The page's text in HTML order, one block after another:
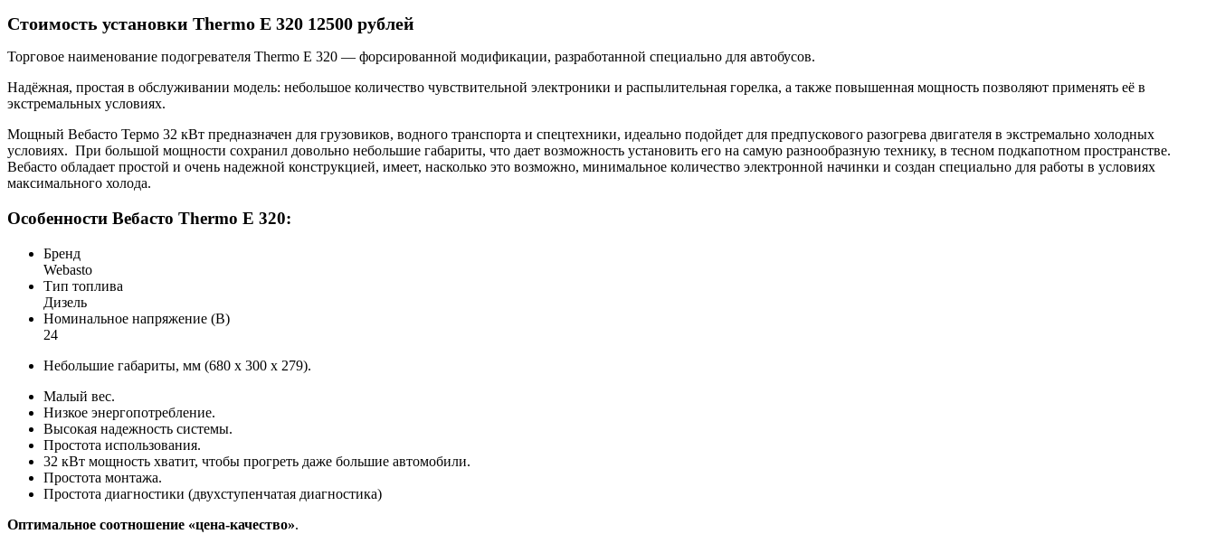
Стоимость установки Thermo E 320 12500 рублей
Торговое наименование подогревателя Thermo E 320 — форсированной модификации, разработанной специально для автобусов.
Надёжная, простая в обслуживании модель: небольшое количество чувствительной электроники и распылительная горелка, а также повышенная мощность позволяют применять её в
экстремальных условиях.
Мощный Вебасто Термо 32 кВт предназначен для грузовиков, водного транспорта и спецтехники, идеально подойдет для предпускового разогрева двигателя в экстремально холодных
условиях. При большой мощности сохранил довольно небольшие габариты, что дает возможность установить его на самую разнообразную технику, в тесном подкапотном пространстве.
Вебасто обладает простой и очень надежной конструкцией, имеет, насколько это возможно, минимальное количество электронной начинки и создан специально для работы в условиях
максимального холода.
Особенности Вебасто Thermo E 320:
Бренд
Webasto
Тип топлива
Дизель
Номинальное напряжение (В)
24
Небольшие габариты, мм (680 х 300 х 279).
Малый вес.
Низкое энергопотребление.
Высокая надежность системы.
Простота использования.
32 кВт мощность хватит, чтобы прогреть даже большие автомобили.
Простота монтажа.
Простота диагностики (двухступенчатая диагностика)
Оптимальное соотношение «цена-качество».